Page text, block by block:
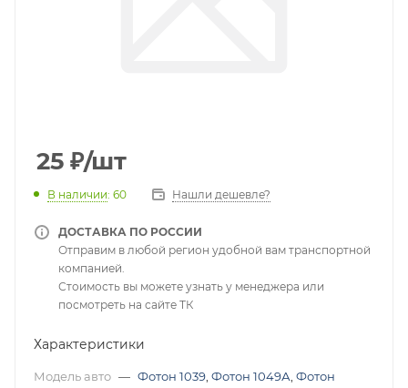
25 ₽/шт
В наличии: 60 Нашли дешевле?
ДОСТАВКА ПО РОССИИ
Отправим в любой регион удобной вам транспортной
компанией.
Стоимость вы можете узнать у менеджера или
посмотреть на сайте ТК
Характеристики
Модель авто — Фотон 1039 Фотон 1049А Фотон